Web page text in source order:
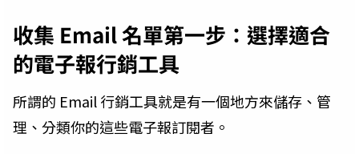
收集 Email 名單第一步：選擇適合
的電子報行銷工具
所謂的 Email 行銷工具就是有一個地方來儲存、管
理、分類你的這些電子報訂閱者。